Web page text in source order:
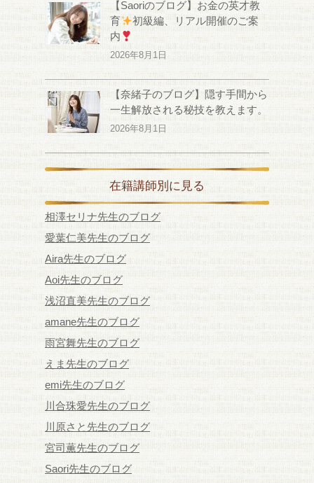
【Saoriのブログ】お金の英才教
育
初級編、リアル開催のご案
内
2026年8月1日
【奈緒子のブログ】隠す手間から
一生解放される秘技を教えます。
2026年8月1日
在籍講師別に見る
相澤セリナ先生のブログ
愛葉仁美先生のブログ
Aira先生のブログ
Aoi先生のブログ
浅沼直美先生のブログ
amane先生のブログ
雨宮舞先生のブログ
えま先生のブログ
emi先生のブログ
川合珠愛先生のブログ
川原さと先生のブログ
宮司薫先生のブログ
Saori先生のブログ